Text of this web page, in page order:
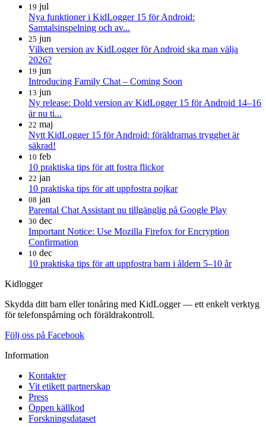
19 jul
Nya funktioner i KidLogger 15 för Android:
Samtalsinspelning och av...
25 jun
Vilken version av KidLogger för Android ska man välja
2026?
19 jun
Introducing Family Chat – Coming Soon
13 jun
Ny release: Dold version av KidLogger 15 för Android 14–16
är nu ti...
22 maj
Nytt KidLogger 15 för Android: föräldrarnas trygghet är
säkrad!
10 feb
10 praktiska tips för att fostra flickor
22 jan
10 praktiska tips för att uppfostra pojkar
08 jan
Parental Chat Assistant nu tillgänglig på Google Play
30 dec
Important Notice: Use Mozilla Firefox for Encryption
Confirmation
10 dec
10 praktiska tips för att uppfostra barn i åldern 5–10 år
Kidlogger
Skydda ditt barn eller tonåring med KidLogger — ett enkelt verktyg
för telefonspårning och föräldrakontroll.
Följ oss på Facebook
Information
Kontakter
Vit etikett partnerskap
Press
Öppen källkod
Forskningsdataset